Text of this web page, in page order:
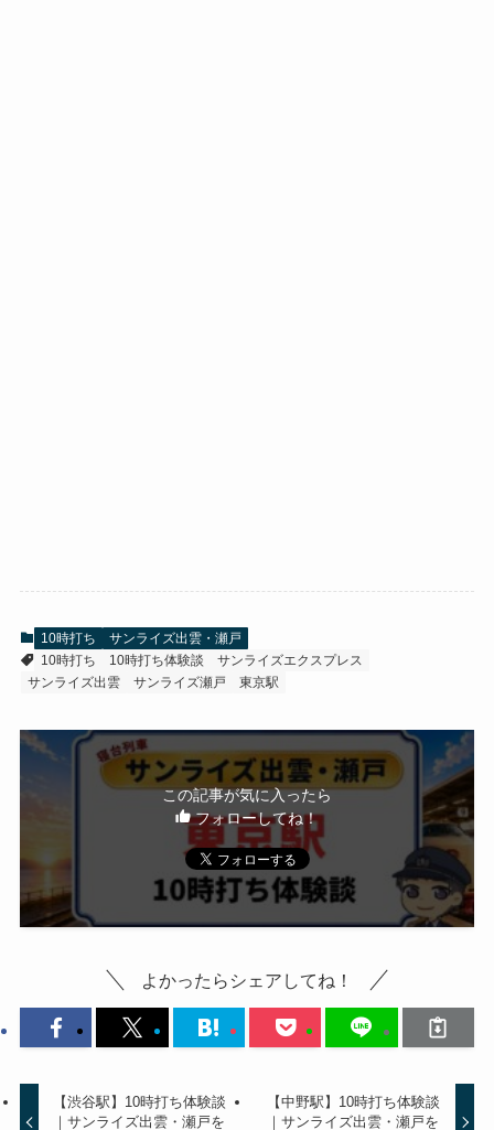
10時打ち
サンライズ出雲・瀬戸
10時打ち
10時打ち体験談
サンライズエクスプレス
サンライズ出雲
サンライズ瀬戸 東京駅
この記事が気に入ったら
フォローしてね！
よかったらシェアしてね！
【渋谷駅】10時打ち体験談
｜サンライズ出雲・瀬戸を
【中野駅】10時打ち体験談
｜サンライズ出雲・瀬戸を